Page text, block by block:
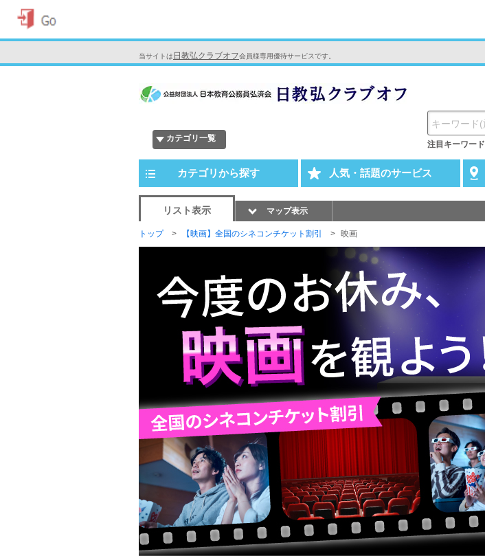
当サイトは 日教弘クラブオフ会員様専用優待サービスです。
カテゴリ一覧
注目キーワード
カテゴリから探す 人気・話題のサービス
リスト表示 マップ表示
トップ 【映画】全国のシネコンチケット割引 映画